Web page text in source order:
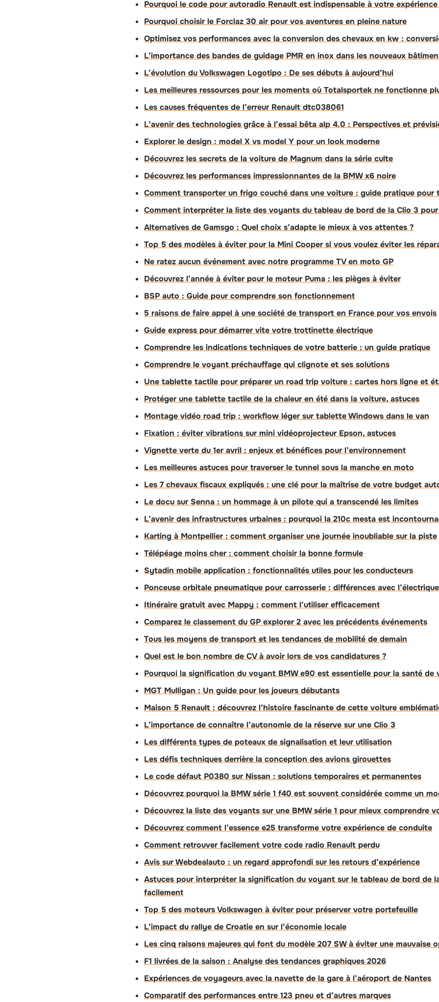
Pourquoi le code pour autoradio Renault est indispensable à votre
Pourquoi choisir le Forclaz 30 air pour vos aventures en pleine nature
Optimisez vos performances avec la conversion des chevaux en kw :
L’importance des bandes de guidage PMR en inox dans les nouveaux
L’évolution du Volkswagen Logotipo : De ses débuts à aujourd’hui
Les meilleures ressources pour les moments où Totalsportek ne fonctionne
Les causes fréquentes de l’erreur Renault dtc038061
L’avenir des technologies grâce à l’essai bêta alp 4.0 : Perspectives et
Explorer le design : model X vs model Y pour un look moderne
Découvrez les secrets de la voiture de Magnum dans la série culte
Découvrez les performances impressionnantes de la BMW x6 noire
Comment transporter un frigo couché dans une voiture : guide pratique pour
Comment interpréter la liste des voyants du tableau de bord de la Clio 3
Alternatives de Gamsgo : Quel choix s’adapte le mieux à vos attentes ?
Top 5 des modèles à éviter pour la Mini Cooper si vous voulez éviter les
Ne ratez aucun événement avec notre programme TV en moto GP
Découvrez l’année à éviter pour le moteur Puma : les pièges à éviter
BSP auto : Guide pour comprendre son fonctionnement
5 raisons de faire appel à une société de transport en France pour vos envois
Guide express pour démarrer vite votre trottinette électrique
Comprendre les indications techniques de votre batterie : un guide pratique
Comprendre le voyant préchauffage qui clignote et ses solutions
Une tablette tactile pour préparer un road trip voiture : cartes hors ligne et
Protéger une tablette tactile de la chaleur en été dans la voiture, astuces
Montage vidéo road trip : workflow léger sur tablette Windows dans le van
Fixation : éviter vibrations sur mini vidéoprojecteur Epson, astuces
Vignette verte du 1er avril : enjeux et bénéfices pour l’environnement
Les meilleures astuces pour traverser le tunnel sous la manche en moto
Les 7 chevaux fiscaux expliqués : une clé pour la maîtrise de votre budget
Le docu sur Senna : un hommage à un pilote qui a transcendé les limites
L’avenir des infrastructures urbaines : pourquoi la 210c mesta est
Karting à Montpellier : comment organiser une journée inoubliable sur la piste
Télépéage moins cher : comment choisir la bonne formule
Sytadin mobile application : fonctionnalités utiles pour les conducteurs
Ponceuse orbitale pneumatique pour carrosserie : différences avec l’électrique
Itinéraire gratuit avec Mappy : comment l’utiliser efficacement
Comparez le classement du GP explorer 2 avec les précédents événements
Tous les moyens de transport et les tendances de mobilité de demain
Quel est le bon nombre de CV à avoir lors de vos candidatures ?
Pourquoi la signification du voyant BMW e90 est essentielle pour la santé de
MGT Mulligan : Un guide pour les joueurs débutants
Maison 5 Renault : découvrez l’histoire fascinante de cette voiture
L’importance de connaître l’autonomie de la réserve sur une Clio 3
Les différents types de poteaux de signalisation et leur utilisation
Les défis techniques derrière la conception des avions girouettes
Le code défaut P0380 sur Nissan : solutions temporaires et permanentes
Découvrez pourquoi la BMW série 1 f40 est souvent considérée comme un
Découvrez la liste des voyants sur une BMW série 1 pour mieux comprendre
Découvrez comment l’essence e25 transforme votre expérience de conduite
Comment retrouver facilement votre code radio Renault perdu
Avis sur Webdealauto : un regard approfondi sur les retours d’expérience
Astuces pour interpréter la signification du voyant sur le tableau de bord de
facilement
Top 5 des moteurs Volkswagen à éviter pour préserver votre portefeuille
L’impact du rallye de Croatie en sur l’économie locale
Les cinq raisons majeures qui font du modèle 207 SW à éviter une mauvaise
F1 livrées de la saison : Analyse des tendances graphiques 2026
Expériences de voyageurs avec la navette de la gare à l’aéroport de Nantes
Comparatif des performances entre 123 pneu et d’autres marques